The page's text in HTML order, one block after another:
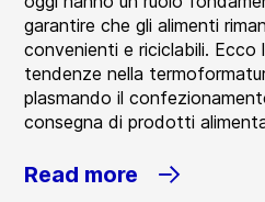
garantire che gli alimenti
convenienti e riciclabili. Ecco
tendenze nella
plasmando il
consegna di prodotti
Read more